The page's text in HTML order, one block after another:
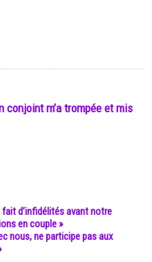
conjoint m’a trompée et mis
fait d’infidélités avant notre
en couple »
nous, ne participe pas aux